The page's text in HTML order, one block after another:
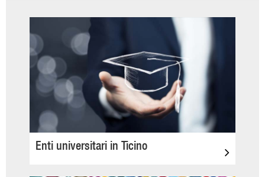
Enti universitari in Ticino